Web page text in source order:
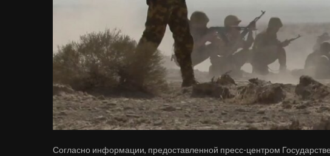
Согласно информации, предоставленной пресс-центром